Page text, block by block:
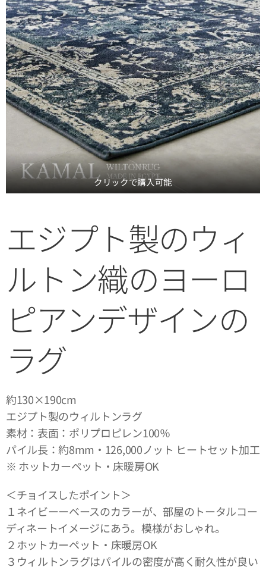
クリックで購入可能
エジプト製のウィ
ルトン織のヨーロ
ピアンデザインの
ラグ
約130×190cm
エジプト製のウィルトンラグ
素材：表面：ポリプロピレン100％
パイル長：約8mm・126,000ノット ヒートセット加工
※ ホットカーペット・床暖房OK
＜チョイスしたポイント＞
１ネイビーーベースのカラーが、部屋のトータルコー
ディネートイメージにあう。模様がおしゃれ。
２ホットカーペット・床暖房OK
３ウィルトンラグはパイルの密度が高く耐久性が良い